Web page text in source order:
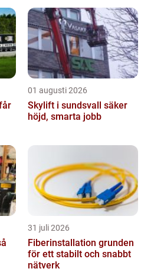
01 augusti 2026
Skylift i sundsvall säker
höjd, smarta jobb
31 juli 2026
Fiberinstallation grunden
för ett stabilt och snabbt
nätverk